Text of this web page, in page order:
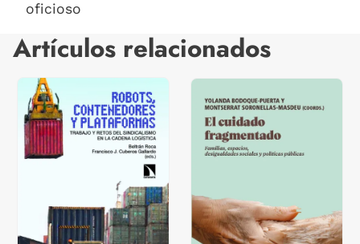
oficioso
Artículos relacionados